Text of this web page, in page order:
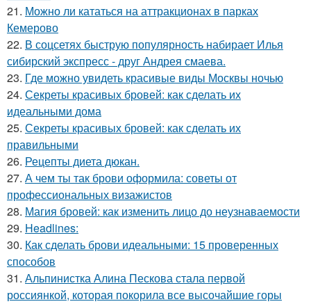
21. Можно ли кататься на аттракционах в парках
Кемерово
22. В соцсетях быструю популярность набирает Илья
сибирский экспресс - друг Андрея смаева.
23. Где можно увидеть красивые виды Москвы ночью
24. Секреты красивых бровей: как сделать их
идеальными дома
25. Секреты красивых бровей: как сделать их
правильными
26. Рецепты диета дюкан.
27. А чем ты так брови оформила: советы от
профессиональных визажистов
28. Магия бровей: как изменить лицо до неузнаваемости
29. Headlines:
30. Как сделать брови идеальными: 15 проверенных
способов
31. Альпинистка Алина Пескова стала первой
россиянкой, которая покорила все высочайшие горы